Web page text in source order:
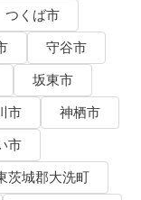
つくば市
守谷市
坂東市
市
神栖市
市
茨城郡大洗町